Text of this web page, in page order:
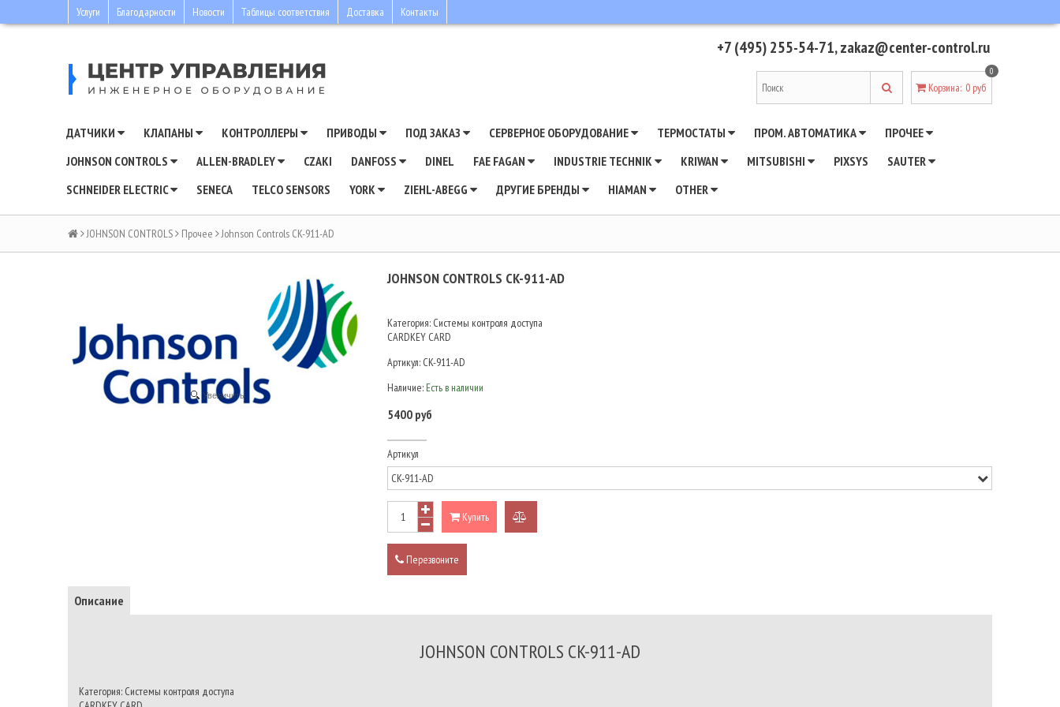
Услуги Благодарности Новости Таблицы соответствия Доставка Контакты
+7 (495) 255-54-71,zakaz@center-control.ru
Корзина:
0
0 руб
ДАТЧИКИ КЛАПАНЫ КОНТРОЛЛЕРЫ ПРИВОДЫ ПОД ЗАКАЗ СЕРВЕРНОЕ ОБОРУДОВАНИЕ ТЕРМОСТАТЫ ПРОМ. АВТОМАТИКА
ПРОЧЕЕ
JOHNSON CONTROLS
ALLEN-BRADLEY CZAKI DANFOSS DINEL FAE FAGAN INDUSTRIE TECHNIK KRIWAN MITSUBISHI PIXSYS
SAUTER
SCHNEIDER ELECTRIC
SENECA TELCO SENSORS YORK ZIEHL-ABEGG ДРУГИЕ БРЕНДЫ HIAMAN OTHER
JOHNSON CONTROLS Прочее Johnson Controls CK-911-AD
Увеличить
JOHNSON CONTROLS CK-911-AD
Категория: Системы контроля доступа
CARDKEY CARD
Артикул: CK-911-AD
Наличие: Есть в наличии
5400 руб
Артикул
Купить
Перезвоните
Описание
JOHNSON CONTROLS CK-911-AD
Категория: Системы контроля доступа